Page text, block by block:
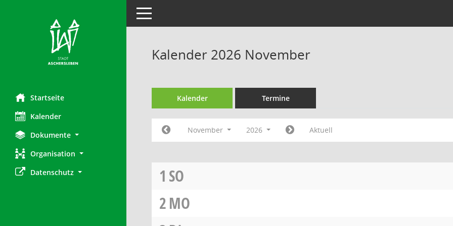
Startseite
Kalender
Dokumente
Organisation
Datenschutz
Toggle navigation
Kalender 2026 November
Kalender Termine
November 2026 Aktuell
1 SO
2MO